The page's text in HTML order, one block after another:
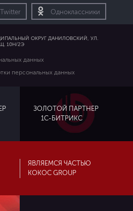
Twitter Одноклассники
ОКРУГ ДАНИЛОВСКИЙ, УЛ.
10Н/2Э
данных
персональных данных
ЗОЛОТОЙ ПАРТНЕР
1С-БИТРИКС
ЯВЛЯЕМСЯ ЧАСТЬЮ
KOKOC GROUP